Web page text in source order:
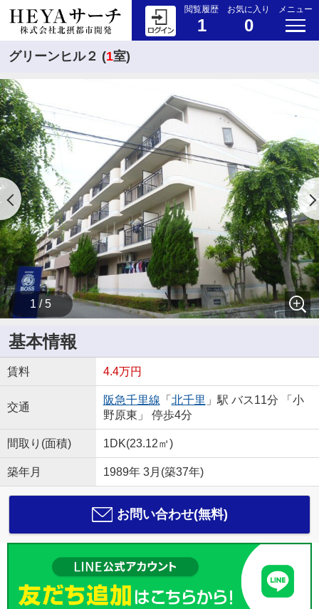
閲覧履歴
1
お気に入り
0
メニュー
グリーンヒル２ (1室)
1 / 5
基本情報
賃料 4.4万円
交通
阪急千里線 「 北千里 」駅 バス11分 「小
野原東」 停歩4分
間取り(面積) 1DK(23.12㎡)
築年月 1989年 3月(築37年)
お問い合わせ(無料)